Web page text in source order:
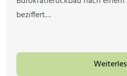
beziffert…